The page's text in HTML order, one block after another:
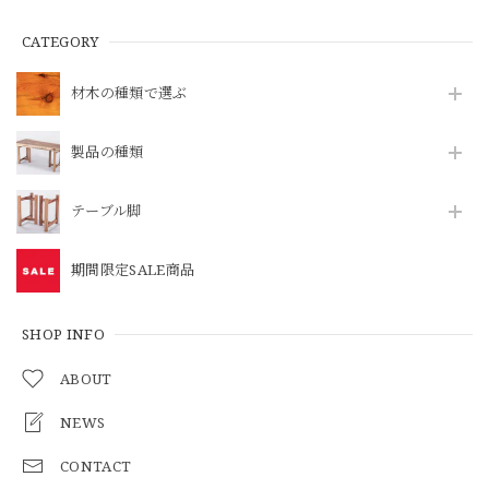
CATEGORY
材木の種類で選ぶ
製品の種類
テーブル脚
期間限定SALE商品
SHOP INFO
ABOUT
NEWS
CONTACT